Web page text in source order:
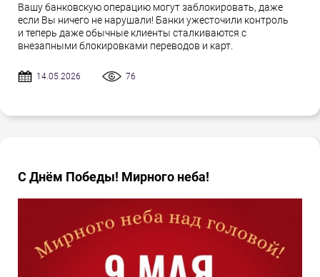
Вашу банковскую операцию могут заблокировать, даже
если Вы ничего не нарушали! Банки ужесточили контроль
и теперь даже обычные клиенты сталкиваются с
внезапными блокировками переводов и карт.
14.05.2026 76
С Днём Победы! Мирного неба!